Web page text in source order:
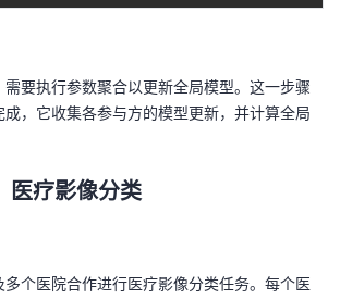
要执行参数聚合以更新全局模型。这一步骤
，它收集各参与方的模型更新，并计算全局
医疗影像分类
个医院合作进行医疗影像分类任务。每个医